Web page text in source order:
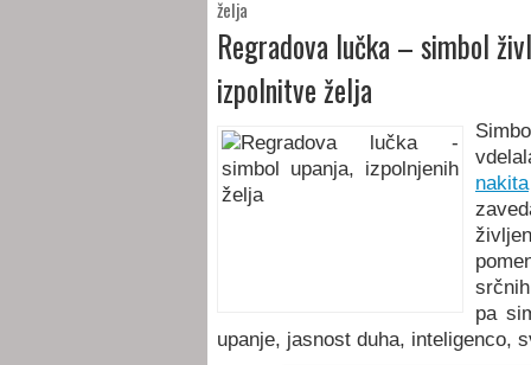
želja
Regradova lučka – simbol
izpolnitve želja
nakita
pa
upanje, jasnost duha, inteligenco,